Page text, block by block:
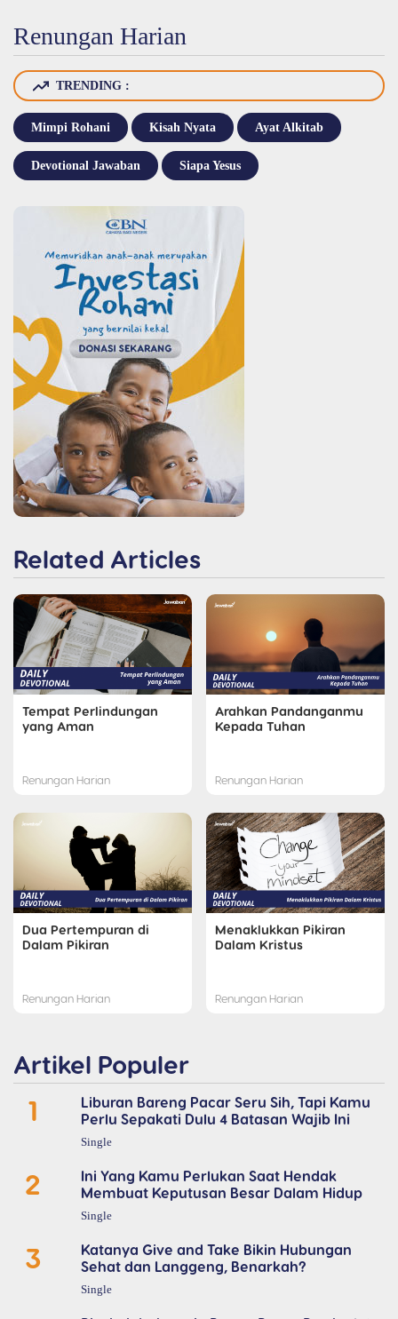
Renungan Harian
TRENDING :
Mimpi Rohani Kisah Nyata Ayat Alkitab
Devotional Jawaban Siapa Yesus
Related Articles
Tempat Perlindungan
yang Aman
Renungan Harian
Arahkan Pandanganmu
Kepada Tuhan
Renungan Harian
Dua Pertempuran di
Dalam Pikiran
Renungan Harian
Menaklukkan Pikiran
Dalam Kristus
Renungan Harian
Artikel Populer
1
Liburan Bareng Pacar Seru Sih, Tapi Kamu
Perlu Sepakati Dulu 4 Batasan Wajib Ini
Single
2
Ini Yang Kamu Perlukan Saat Hendak
Membuat Keputusan Besar Dalam Hidup
Single
3
Katanya Give and Take Bikin Hubungan
Sehat dan Langgeng, Benarkah?
Single